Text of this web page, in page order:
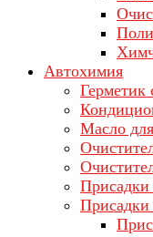
Автохимия
Герметик
Масло
Присадки